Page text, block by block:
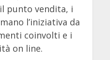
punto vendita, i
l’iniziativa da
coinvolti e i
on line.